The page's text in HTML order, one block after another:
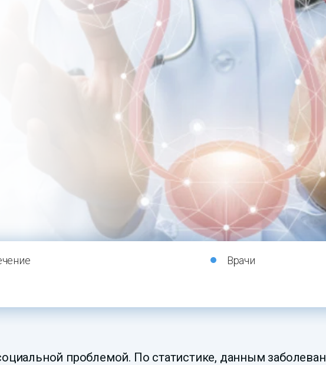
Врачи
проблемой. По статистике, данным